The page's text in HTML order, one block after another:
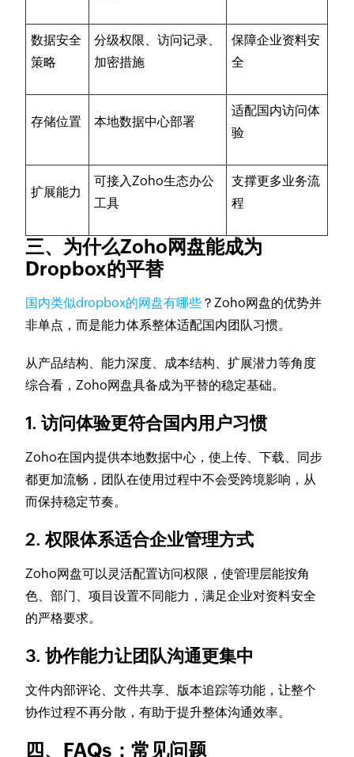
数据安全
策略
分级权限、访问记录、
加密措施
保障企业资料安
全
存储位置 本地数据中心部署
适配国内访问体
验
扩展能力
可接入Zoho生态办公
工具
支撑更多业务流
程
三、为什么Zoho网盘能成为
Dropbox的平替
国内类似dropbox的网盘有哪些 ？Zoho网盘的优势并
非单点，而是能力体系整体适配国内团队习惯。
从产品结构、能力深度、成本结构、扩展潜力等角度
综合看，Zoho网盘具备成为平替的稳定基础。
1. 访问体验更符合国内用户习惯
Zoho在国内提供本地数据中心，使上传、下载、同步
都更加流畅，团队在使用过程中不会受跨境影响，从
而保持稳定节奏。
2. 权限体系适合企业管理方式
Zoho网盘可以灵活配置访问权限，使管理层能按角
色、部门、项目设置不同能力，满足企业对资料安全
的严格要求。
3. 协作能力让团队沟通更集中
文件内部评论、文件共享、版本追踪等功能，让整个
协作过程不再分散，有助于提升整体沟通效率。
四、FAQs：常见问题